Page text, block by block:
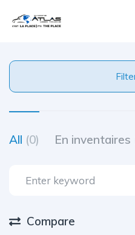
All (0) En inventaires
Compare